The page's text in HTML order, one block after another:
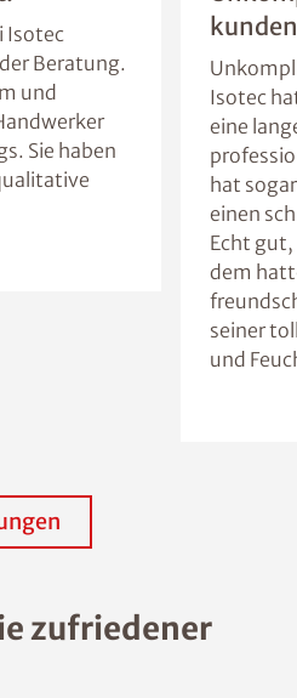
Isotec
Beratung.
und
Sie haben
Isotec
eine
hat
einen
Echt
dem
seiner
und
zufriedener